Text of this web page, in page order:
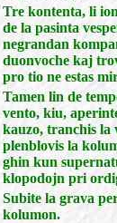
Tre kontenta, li
de la pasinta
negrandan
duonvoche kaj
pro tio ne estas
Tamen lin de
vento, kiu,
kauzo, tranchis la
plenblovis la
ghin kun
klopodojn pri
Subite la grava
kolumon.